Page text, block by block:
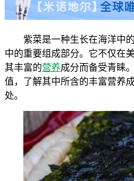
紫菜是一种生长在海洋中
中的重要组成部分。它不仅在
其丰富的营养成分而备受青睐
值，了解其中所含的丰富营养
处。